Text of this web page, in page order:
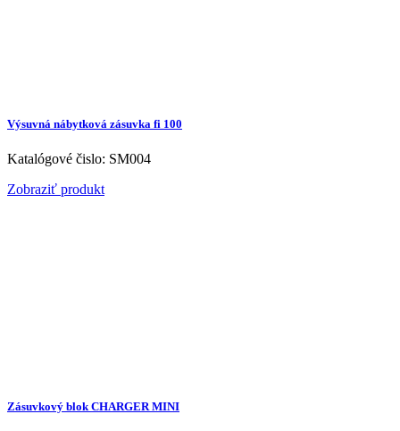
Výsuvná nábytková zásuvka fi 100
Katalógové čislo: SM004
Zobraziť produkt
Zásuvkový blok CHARGER MINI